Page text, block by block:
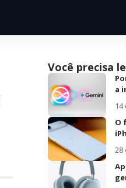
Você precisa
a
14
O
28